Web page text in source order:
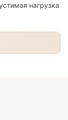
нагрузка